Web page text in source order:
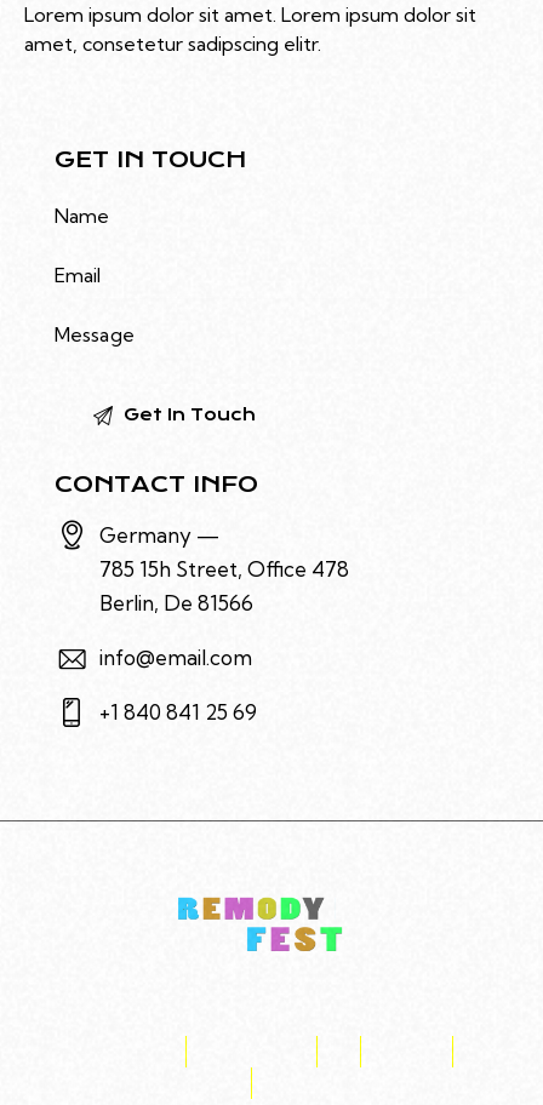
Lorem ipsum dolor sit amet. Lorem ipsum dolor sit
amet, consetetur sadipscing elitr.
GET IN TOUCH
CONTACT INFO
Germany —
785 15h Street, Office 478
Berlin, De 81566
info@email.com
+1 840 841 25 69